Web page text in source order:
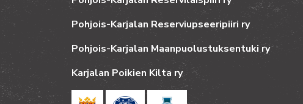
Pohjois-Karjalan Reserviupseeripiiri ry
Pohjois-Karjalan Maanpuolustuksentuki ry
Karjalan Poikien Kilta ry